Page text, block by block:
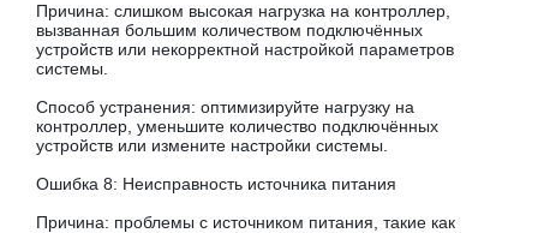
Причина: слишком высокая нагрузка на контроллер,
вызванная большим количеством подключённых
устройств или некорректной настройкой параметров
системы.
Способ устранения: оптимизируйте нагрузку на
контроллер, уменьшите количество подключённых
устройств или измените настройки системы.
Ошибка 8: Неисправность источника питания
Причина: проблемы с источником питания, такие как